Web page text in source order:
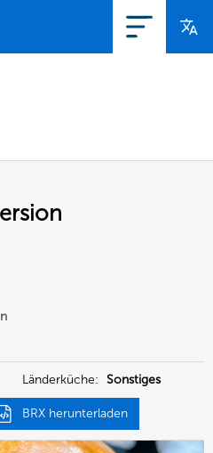
Länderküche: Sonstiges
BRX herunterladen